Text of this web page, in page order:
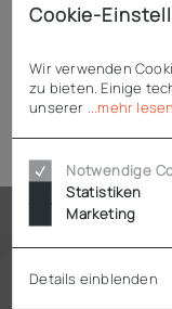
Cookie-
Wir verwenden
zu bieten. Einige
unserer
...mehr lesen
Notwendige
Statistiken
Marketing
Details einblenden